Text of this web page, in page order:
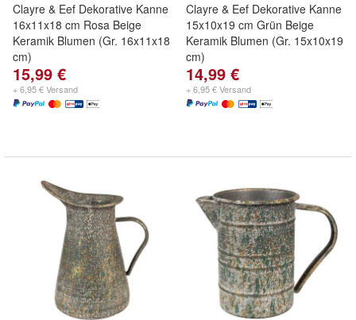
Clayre & Eef Dekorative Kanne
16x11x18 cm Rosa Beige
Keramik Blumen (Gr. 16x11x18
cm)
15,99 €
+ 6,95 € Versand
Clayre & Eef Dekorative Kanne
15x10x19 cm Grün Beige
Keramik Blumen (Gr. 15x10x19
cm)
14,99 €
+ 6,95 € Versand